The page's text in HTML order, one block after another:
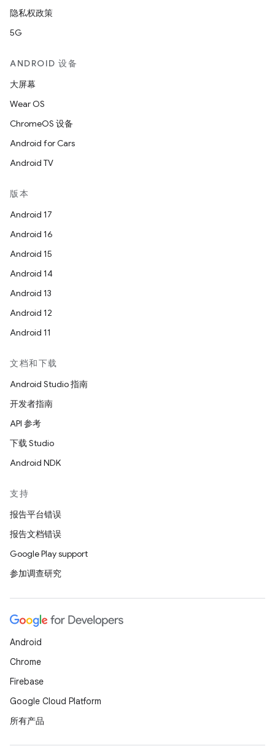
隐私权政策
5G
ANDROID 设备
大屏幕
Wear OS
ChromeOS 设备
Android for Cars
Android TV
版本
Android 17
Android 16
Android 15
Android 14
Android 13
Android 12
Android 11
文档和下载
Android Studio 指南
开发者指南
API 参考
下载 Studio
Android NDK
支持
报告平台错误
报告文档错误
Google Play support
参加调查研究
Android
Chrome
Firebase
Google Cloud Platform
所有产品